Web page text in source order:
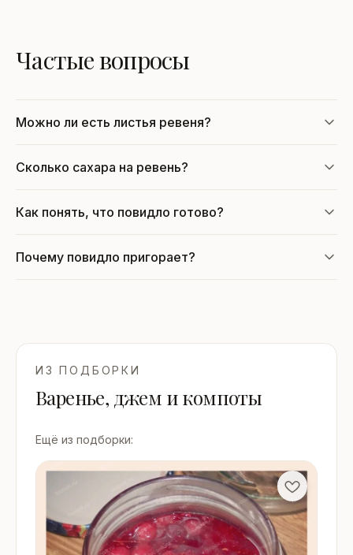
Частые вопросы
Можно ли есть листья ревеня?
Сколько сахара на ревень?
Как понять, что повидло готово?
Почему повидло пригорает?
ИЗ ПОДБОРКИ
Варенье, джем и компоты
Ещё из подборки: